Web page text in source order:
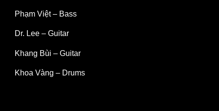
Phạm Việt – Bass
Dr. Lee – Guitar
Khang Bùi – Guitar
Khoa Vàng – Drums